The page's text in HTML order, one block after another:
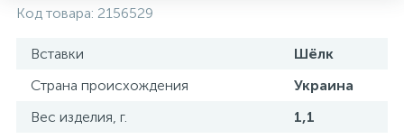
Код товара: 2156529
Вставки
Шёлк
Страна происхождения
Украина
Вес изделия, г.
1,1